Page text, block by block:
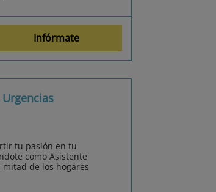
Infórmate
tu pasión en tu
como Asistente
de los hogares